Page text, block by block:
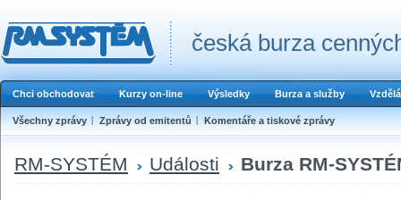
česká burza
Chci obchodovat Kurzy on-line Výsledky Burza a služby
Všechny zprávy Zprávy od emitentů Komentáře a tiskové zprávy
RM-SYSTÉM Události Burza RM-